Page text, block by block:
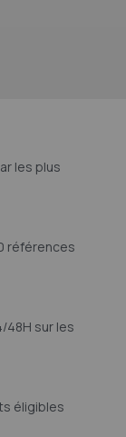
les plus
références
48H sur les
éligibles